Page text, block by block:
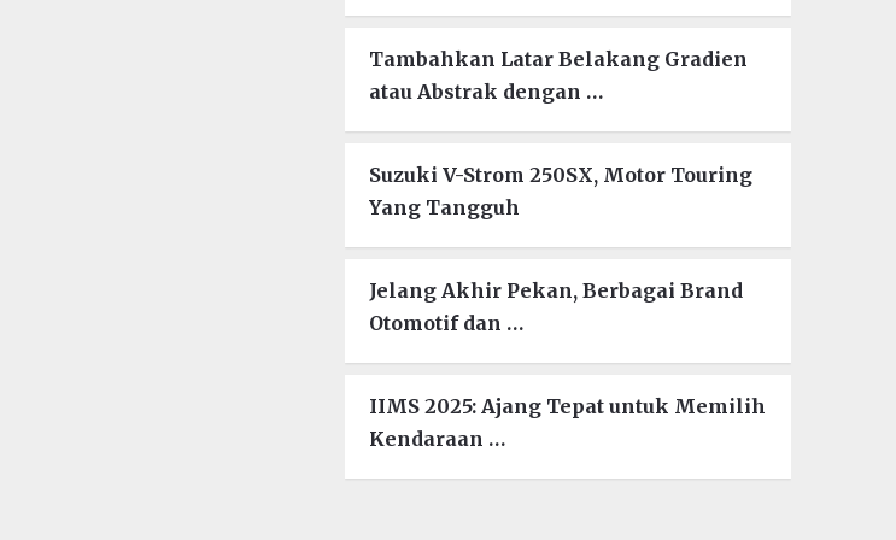
Tambahkan Latar Belakang Gradien
atau Abstrak dengan …
Suzuki V-Strom 250SX, Motor Touring
Yang Tangguh
Jelang Akhir Pekan, Berbagai Brand
Otomotif dan …
IIMS 2025: Ajang Tepat untuk Memilih
Kendaraan …